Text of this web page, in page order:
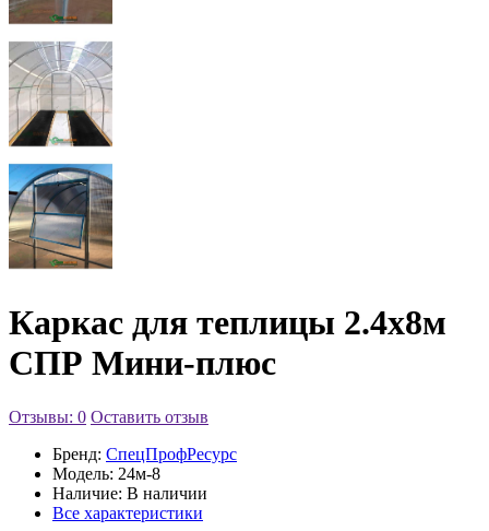
Каркас для теплицы 2.4х8м
СПР Мини-плюс
Отзывы: 0 Оставить отзыв
Бренд: СпецПрофРесурс
Модель: 24м-8
Наличие: В наличии
Все характеристики